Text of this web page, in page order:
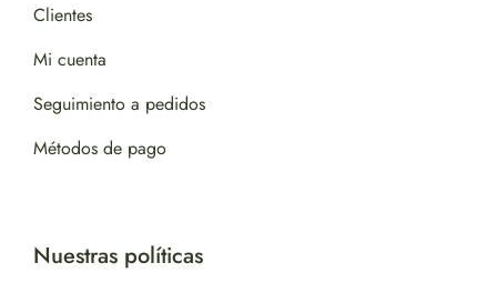
Clientes
Mi cuenta
Seguimiento a pedidos
Métodos de pago
Nuestras políticas